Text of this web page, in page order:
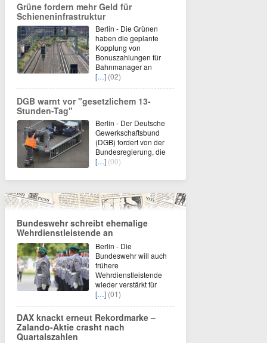
Grüne fordern mehr Geld für
Schieneninfrastruktur
Berlin - Die Grünen
haben die geplante
Kopplung von
Bonuszahlungen für
Bahnmanager an
[…] (02)
DGB warnt vor "gesetzlichem 13-
Stunden-Tag"
Berlin - Der Deutsche
Gewerkschaftsbund
(DGB) fordert von der
Bundesregierung, die
[…] (00)
Bundeswehr schreibt ehemalige
Wehrdienstleistende an
Berlin - Die
Bundeswehr will auch
frühere
Wehrdienstleistende
wieder verstärkt für
[…] (01)
DAX knackt erneut Rekordmarke –
Zalando-Aktie crasht nach
Quartalszahlen